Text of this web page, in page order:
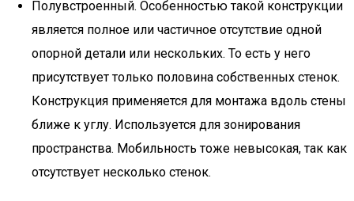
Полувстроенный. Особенностью такой конструкции
является полное или частичное отсутствие одной
опорной детали или нескольких. То есть у него
присутствует только половина собственных стенок.
Конструкция применяется для монтажа вдоль стены
ближе к углу. Используется для зонирования
пространства. Мобильность тоже невысокая, так как
отсутствует несколько стенок.